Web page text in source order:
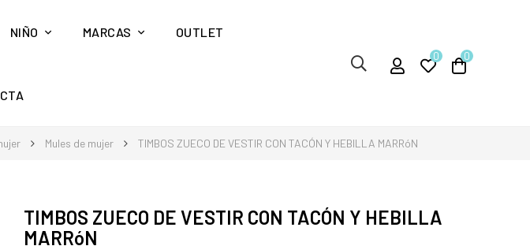
NIÑO MARCAS OUTLET
0 0
Mules de mujer TIMBOS ZUECO DE VESTIR CON TACÓN Y HEBILLA MARRóN
TIMBOS ZUECO DE VESTIR CON TACÓN Y HEBILLA
MARRóN